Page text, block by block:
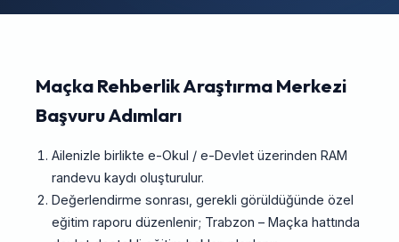
Maçka Rehberlik Araştırma Merkezi
Başvuru Adımları
Ailenizle birlikte e-Okul / e-Devlet üzerinden RAM
randevu kaydı oluşturulur.
Değerlendirme sonrası, gerekli görüldüğünde özel
eğitim raporu düzenlenir; Trabzon – Maçka hattında